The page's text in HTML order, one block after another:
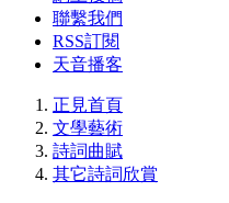
聯繫我們
RSS訂閱
天音播客
正見首頁
文學藝術
詩詞曲賦
其它詩詞欣賞